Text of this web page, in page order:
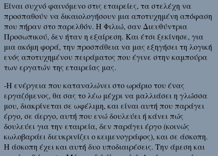
Είναι συχνό φαινόμενο στις εταιρείες, τα στελέχη να
προσπαθούν να δικαιολογήσουν μια αποτυχημένη απόφαση
που πήραν στο παρελθόν. Η Φιλιώ, σαν Διευθύντρια
Προσωπικού, δεν ήταν η εξαίρεση. Και έτσι ξεκίνησε, για
μια ακόμη φορά, την προσπάθεια να μας εξηγήσει τη λογική
ενός αποτυχημένου πειράματος που έγινε στην καμπούρα
των εργατών της εταιρείας μας.
-Η ενέργεια που καταναλώνει στο ωράριο του ένας
εργαζόμενος, θα σας το λέω μέχρι να μαλλιάσει η γλώσσα
μου, διακρίνεται σε ωφέλιμη, και είναι αυτή που παράγει
έργο, σε άεργο, αυτή που ενώ δουλεύει ή κάνει πώς
δουλεύει για την εταιρεία, δεν παράγει έργο (κοινώς
κωλοβαράει διευκρινίζει ο κειμενογράφος), και σε άσκοπη.
Η άσκοπη έχει και αυτή δυο υποδιαιρέσεις. Την άμεση και